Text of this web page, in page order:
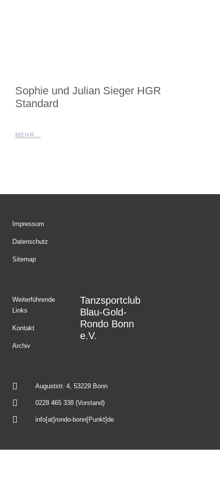
Sophie und Julian Sieger HGR
Standard
MEHR...
Impressum
Datenschutz
Sitemap
Weiterführende
Links
Kontakt
Archiv
Tanzsportclub
Blau-Gold-
Rondo Bonn
e.V.
Auguststr. 4, 53229 Bonn
0228 465 338 (Vorstand)
info[at]rondo-bonn[Punkt]de